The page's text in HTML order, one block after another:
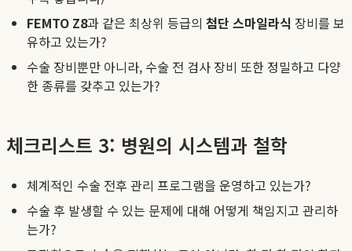
FEMTO Z8과 같은 최상위 등급의 첨단 스마일라식 장비를 보
유하고 있는가?
수술 장비뿐만 아니라, 수술 전 검사 장비 또한 정밀하고 다양
한 종류를 갖추고 있는가?
체크리스트 3: 병원의 시스템과 철학
체계적인 수술 전후 관리 프로그램을 운영하고 있는가?
수술 후 발생할 수 있는 문제에 대해 어떻게 책임지고 관리하
는가?